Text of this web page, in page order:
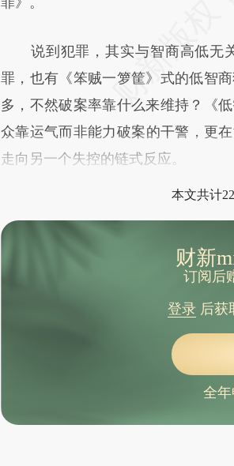
说到犯罪，其实与智商高低无
罪，也有《笨贼一箩筐》式的低智
多，不然破案率靠什么来维持？《
众靠运气而非能力破案的干警，更
走向另一个失控的链式反应。
本文共计
财新
订阅后
登录后获
全